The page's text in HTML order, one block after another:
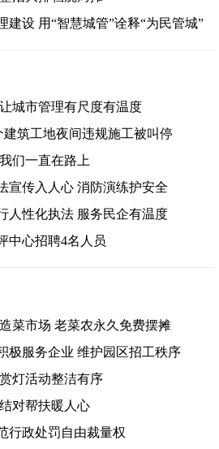
建设 用“智慧城管”诠释“为民管城”
城市管理有尺度有温度
建筑工地夜间违规施工被叫停
们一直在路上
宣传入人心 消防演练护安全
人性化执法 服务民企有温度
中心招聘4名人员
菜市场 老菜农永久免费摆摊
极服务企业 维护园区招工秩序
灯活动整洁有序
对帮扶暖人心
行政处罚自由裁量权